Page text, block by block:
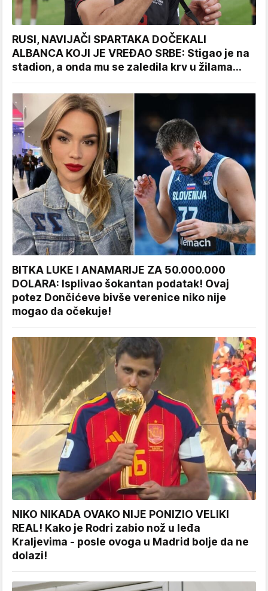
RUSI, NAVIJAČI SPARTAKA DOČEKALI
ALBANCA KOJI JE VREĐAO SRBE: Stigao je na
stadion, a onda mu se zaledila krv u žilama...
BITKA LUKE I ANAMARIJE ZA 50.000.000
DOLARA: Isplivao šokantan podatak! Ovaj
potez Dončićeve bivše verenice niko nije
mogao da očekuje!
NIKO NIKADA OVAKO NIJE PONIZIO VELIKI
REAL! Kako je Rodri zabio nož u leđa
Kraljevima - posle ovoga u Madrid bolje da ne
dolazi!